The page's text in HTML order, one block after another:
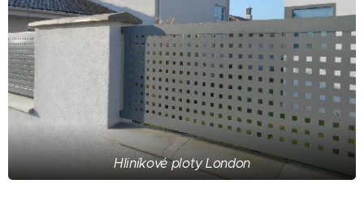
Hliníkové ploty London